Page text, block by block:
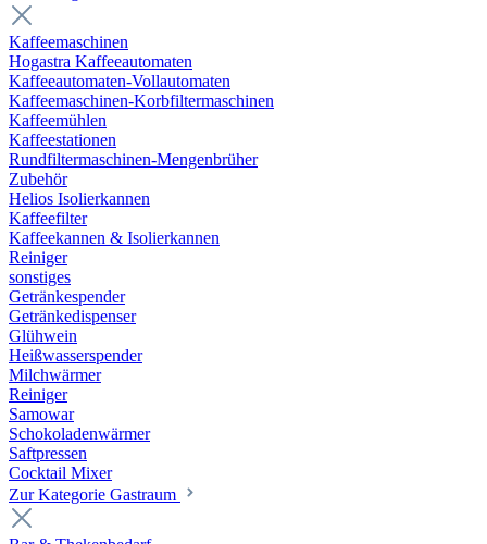
Kaffeemaschinen
Hogastra Kaffeeautomaten
Kaffeeautomaten-Vollautomaten
Kaffeemaschinen-Korbfiltermaschinen
Kaffeemühlen
Kaffeestationen
Rundfiltermaschinen-Mengenbrüher
Zubehör
Helios Isolierkannen
Kaffeefilter
Kaffeekannen & Isolierkannen
Reiniger
sonstiges
Getränkespender
Getränkedispenser
Glühwein
Heißwasserspender
Milchwärmer
Reiniger
Samowar
Schokoladenwärmer
Saftpressen
Cocktail Mixer
Zur Kategorie Gastraum